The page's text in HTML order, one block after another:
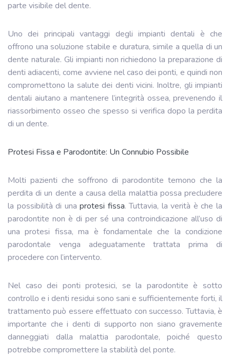
parte visibile del dente.
Uno dei principali vantaggi degli impianti dentali è che
offrono una soluzione stabile e duratura, simile a quella di un
dente naturale. Gli impianti non richiedono la preparazione di
denti adiacenti, come avviene nel caso dei ponti, e quindi non
compromettono la salute dei denti vicini. Inoltre, gli impianti
dentali aiutano a mantenere l’integrità ossea, prevenendo il
riassorbimento osseo che spesso si verifica dopo la perdita
di un dente.
Protesi Fissa e Parodontite: Un Connubio Possibile
Molti pazienti che soffrono di parodontite temono che la
perdita di un dente a causa della malattia possa precludere
la possibilità di unaprotesi fissa. Tuttavia, la verità è che la
parodontite non è di per sé una controindicazione all’uso di
una protesi fissa, ma è fondamentale che la condizione
parodontale venga adeguatamente trattata prima di
procedere con l’intervento.
Nel caso dei ponti protesici, se la parodontite è sotto
controllo e i denti residui sono sani e sufficientemente forti, il
trattamento può essere effettuato con successo. Tuttavia, è
importante che i denti di supporto non siano gravemente
danneggiati dalla malattia parodontale, poiché questo
potrebbe compromettere la stabilità del ponte.